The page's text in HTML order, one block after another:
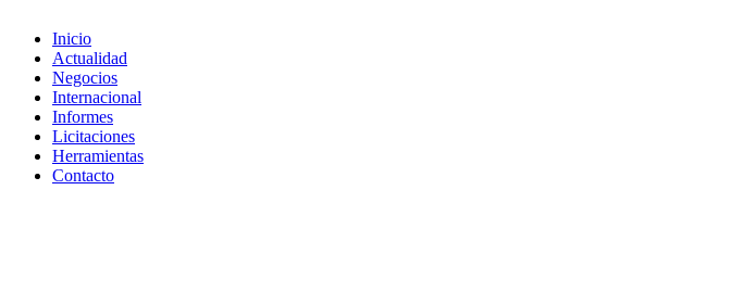
Inicio
Actualidad
Negocios
Internacional
Informes
Licitaciones
Herramientas
Contacto